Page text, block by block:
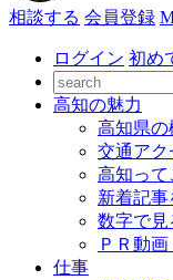
相談する 会員登録
ログイン 初め
高知の魅力
高知県の
交通アク
高知って
新着記事
数字で見
ＰＲ動
仕事